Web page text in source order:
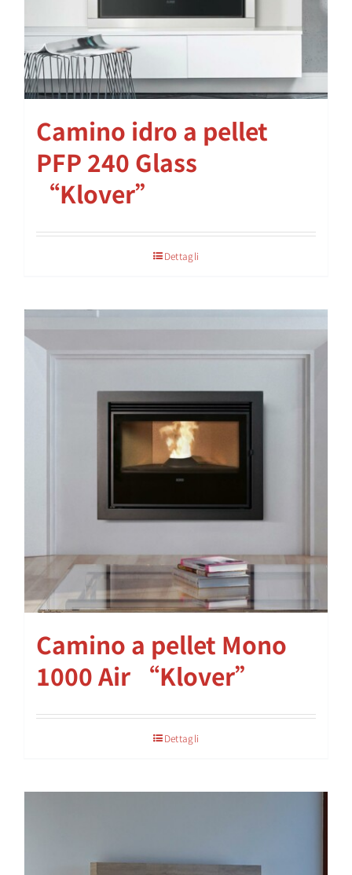
Camino idro a pellet
PFP 240 Glass
“Klover”
Dettagli
Camino a pellet Mono
1000 Air “Klover”
Dettagli